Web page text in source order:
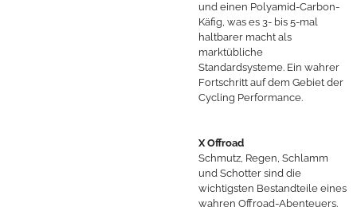
und einen Polyamid-Carbon-
Käfig, was es 3- bis 5-mal
haltbarer macht als
marktübliche
Standardsysteme. Ein wahrer
Fortschritt auf dem Gebiet der
Cycling Performance.
X Offroad
Schmutz, Regen, Schlamm
und Schotter sind die
wichtigsten Bestandteile eines
wahren Offroad-Abenteuers.